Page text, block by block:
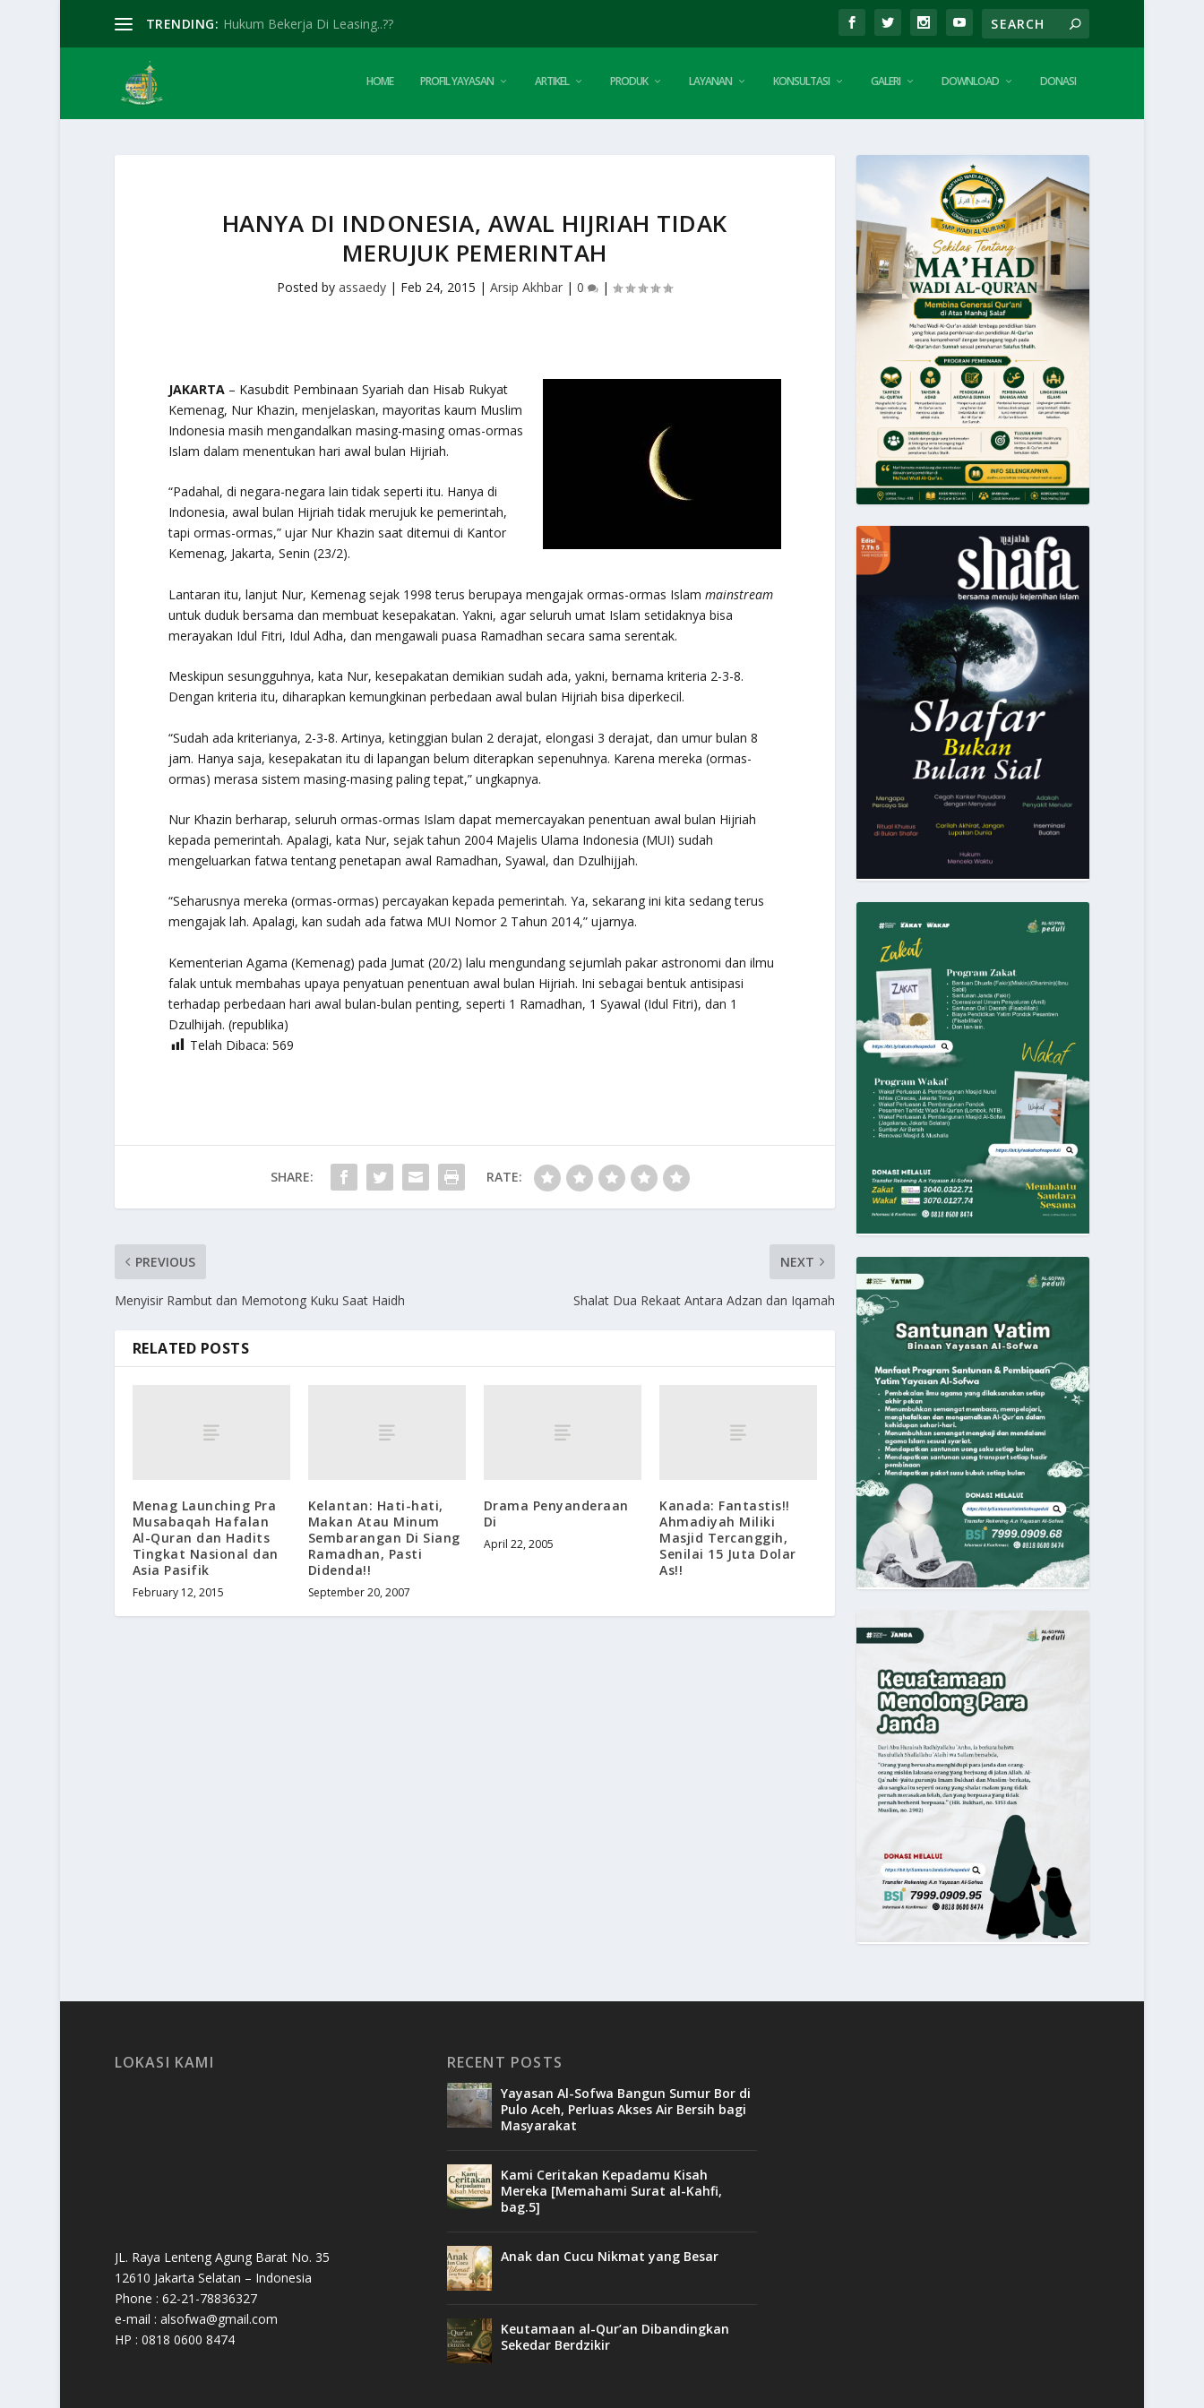
TRENDING: Hukum Bekerja Di Leasing..??
HOME PROFIL YAYASAN ARTIKEL PRODUK LAYANAN KONSULTASI GALERI DOWNLOAD DONASI
HANYA DI INDONESIA, AWAL HIJRIAH TIDAK
MERUJUK PEMERINTAH
Posted byassaedy | Feb 24, 2015 |Arsip Akhbar |0 |
JAKARTA– Kasubdit Pembinaan Syariah dan Hisab Rukyat
Kemenag, Nur Khazin, menjelaskan, mayoritas kaum Muslim
Indonesia masih mengandalkan masing-masing omas-ormas
Islam dalam menentukan hari awal bulan Hijriah.
“Padahal, di negara-negara lain tidak seperti itu. Hanya di
Indonesia, awal bulan Hijriah tidak merujuk ke pemerintah,
tapi ormas-ormas,” ujar Nur Khazin saat ditemui di Kantor
Kemenag, Jakarta, Senin (23/2).
Lantaran itu, lanjut Nur, Kemenag sejak 1998 terus berupaya mengajak ormas-ormas Islam mainstream
untuk duduk bersama dan membuat kesepakatan. Yakni, agar seluruh umat Islam setidaknya bisa
merayakan Idul Fitri, Idul Adha, dan mengawali puasa Ramadhan secara sama serentak.
Meskipun sesungguhnya, kata Nur, kesepakatan demikian sudah ada, yakni, bernama kriteria 2-3-8.
Dengan kriteria itu, diharapkan kemungkinan perbedaan awal bulan Hijriah bisa diperkecil.
“Sudah ada kriterianya, 2-3-8. Artinya, ketinggian bulan 2 derajat, elongasi 3 derajat, dan umur bulan 8
jam. Hanya saja, kesepakatan itu di lapangan belum diterapkan sepenuhnya. Karena mereka (ormas-
ormas) merasa sistem masing-masing paling tepat,” ungkapnya.
Nur Khazin berharap, seluruh ormas-ormas Islam dapat memercayakan penentuan awal bulan Hijriah
kepada pemerintah. Apalagi, kata Nur, sejak tahun 2004 Majelis Ulama Indonesia (MUI) sudah
mengeluarkan fatwa tentang penetapan awal Ramadhan, Syawal, dan Dzulhijjah.
“Seharusnya mereka (ormas-ormas) percayakan kepada pemerintah. Ya, sekarang ini kita sedang terus
mengajak lah. Apalagi, kan sudah ada fatwa MUI Nomor 2 Tahun 2014,” ujarnya.
Kementerian Agama (Kemenag) pada Jumat (20/2) lalu mengundang sejumlah pakar astronomi dan ilmu
falak untuk membahas upaya penyatuan penentuan awal bulan Hijriah. Ini sebagai bentuk antisipasi
terhadap perbedaan hari awal bulan-bulan penting, seperti 1 Ramadhan, 1 Syawal (Idul Fitri), dan 1
Dzulhijah. (republika)
Telah Dibaca: 569
SHARE: RATE:
PREVIOUS
Menyisir Rambut dan Memotong Kuku Saat Haidh
NEXT
Shalat Dua Rekaat Antara Adzan dan Iqamah
RELATED POSTS
Menag Launching Pra
Musabaqah Hafalan
Al-Quran dan Hadits
Tingkat Nasional dan
Asia Pasifik
February 12, 2015
Kelantan: Hati-hati,
Makan Atau Minum
Sembarangan Di Siang
Ramadhan, Pasti
Didenda!!
September 20, 2007
Drama Penyanderaan
Di
April 22, 2005
Kanada: Fantastis!!
Ahmadiyah Miliki
Masjid Tercanggih,
Senilai 15 Juta Dolar
As!!
LOKASI KAMI
JL. Raya Lenteng Agung Barat No. 35
12610 Jakarta Selatan – Indonesia
Phone : 62-21-78836327
e-mail : alsofwa@gmail.com
HP : 0818 0600 8474
RECENT POSTS
Yayasan Al-Sofwa Bangun Sumur Bor di
Pulo Aceh, Perluas Akses Air Bersih bagi
Masyarakat
Kami Ceritakan Kepadamu Kisah
Mereka [Memahami Surat al-Kahfi,
bag.5]
Anak dan Cucu Nikmat yang Besar
Keutamaan al-Qur’an Dibandingkan
Sekedar Berdzikir